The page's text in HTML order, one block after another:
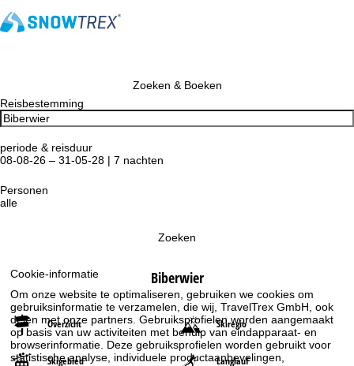
Cookie-informatie
Om onze website te optimaliseren, gebruiken we cookies om
gebruiksinformatie te verzamelen, die wij, TravelTrex GmbH, ook
delen met onze partners. Gebruiksprofielen worden aangemaakt
op basis van uw activiteiten met behulp van eindapparaat- en
browserinformatie. Deze gebruiksprofielen worden gebruikt voor
statistische analyse, individuele productaanbevelingen,
Zoeken & Boeken
Reisbestemming
periode & reisduur
08-08-26 – 31-05-28 | 7 nachten
Personen
alle
Zoeken
Biberwier
Overzicht Skiregio
Skigebied Langlauf